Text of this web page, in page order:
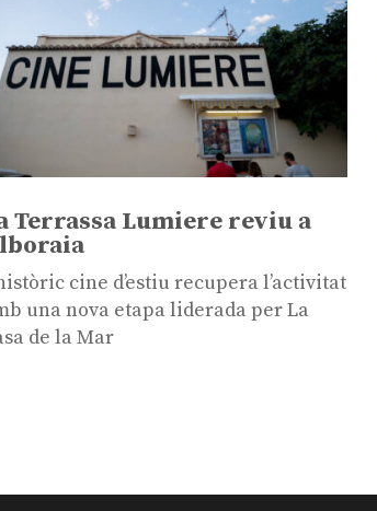
Terrassa Lumiere reviu a
cine d’estiu recupera l’activitat
una nova etapa liderada per La
de la Mar